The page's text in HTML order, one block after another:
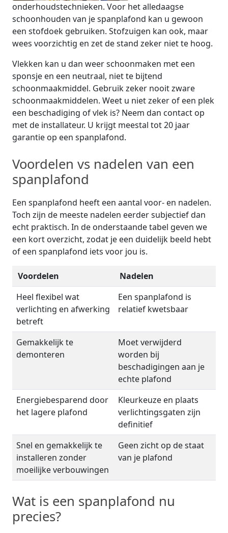
onderhoudstechnieken. Voor het alledaagse
schoonhouden van je spanplafond kan u gewoon
een stofdoek gebruiken. Stofzuigen kan ook, maar
wees voorzichtig en zet de stand zeker niet te hoog.
Vlekken kan u dan weer schoonmaken met een
sponsje en een neutraal, niet te bijtend
schoonmaakmiddel. Gebruik zeker nooit zware
schoonmaakmiddelen. Weet u niet zeker of een plek
een beschadiging of vlek is? Neem dan contact op
met de installateur. U krijgt meestal tot 20 jaar
garantie op een spanplafond.
Voordelen vs nadelen van een
spanplafond
Een spanplafond heeft een aantal voor- en nadelen.
Toch zijn de meeste nadelen eerder subjectief dan
echt praktisch. In de onderstaande tabel geven we
een kort overzicht, zodat je een duidelijk beeld hebt
of een spanplafond iets voor jou is.
Voordelen
Nadelen
Heel flexibel wat
verlichting en afwerking
betreft
Een spanplafond is
relatief kwetsbaar
Gemakkelijk te
demonteren
Moet verwijderd
worden bij
beschadigingen aan je
echte plafond
Energiebesparend door
het lagere plafond
Kleurkeuze en plaats
verlichtingsgaten zijn
definitief
Snel en gemakkelijk te
installeren zonder
moeilijke verbouwingen
Geen zicht op de staat
van je plafond
Wat is een spanplafond nu
precies?